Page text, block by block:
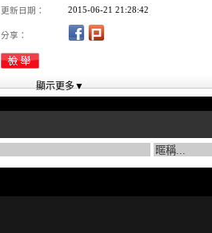
更新日期： 2015-06-21 21:28:42
分享：